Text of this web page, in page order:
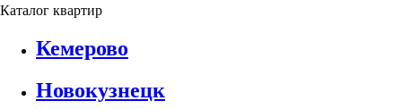
Каталог квартир
Кемерово
Новокузнецк